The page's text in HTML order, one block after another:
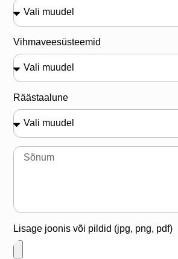
Vihmaveesüsteemid
Räästaalune
Lisage joonis või pildid (jpg, png, pdf)